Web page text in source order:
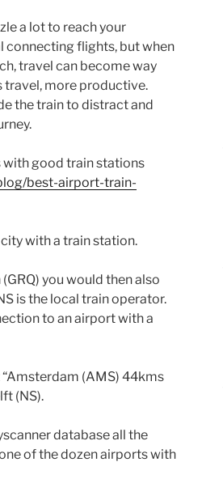
a lot to reach your
connecting flights, but when
travel can become way
travel, more productive.
the train to distract and
with good train stations
best-airport-train-
with a train station.
you would then also
is the local train operator.
to an airport with a
“Amsterdam (AMS) 44kms
(NS).
database all the
of the dozen airports with